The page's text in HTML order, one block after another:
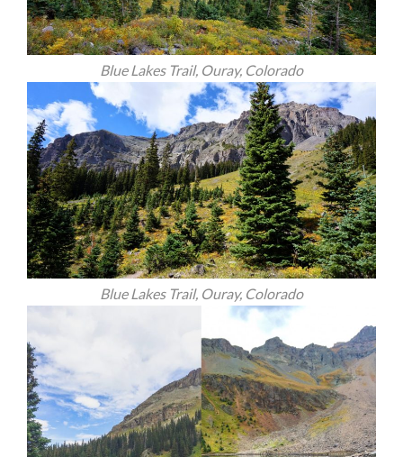
Blue Lakes Trail, Ouray, Colorado
Blue Lakes Trail, Ouray, Colorado